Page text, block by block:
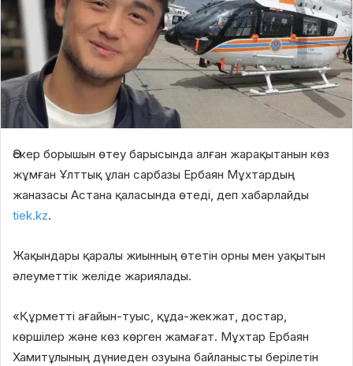
Әскер борышын өтеу барысында алған жарақытанын көз
жұмған Ұлттық ұлан сарбазы Ербаян Мұхтардың
жаназасы Астана қаласында өтеді, деп хабарлайды
tiek.kz.
Жақындары қаралы жиынның өтетін орны мен уақытын
әлеуметтік желіде жариялады.
«Құрметті ағайын-туыс, құда-жекжат, достар,
көршілер және көз көрген жамағат. Мұхтар Ербаян
Хамитұлының дүниеден озуына байланысты берілетін